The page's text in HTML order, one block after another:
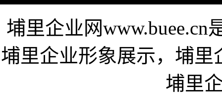
埔里企业网
埔里企业形象展示，埔
埔里